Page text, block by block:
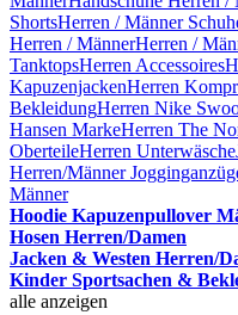
ShortsHerren / Männer
Herren / MännerHerren /
TanktopsHerren Accessoires
KapuzenjackenHerren
BekleidungHerren Nike
Hansen MarkeHerren The
OberteileHerren Unterwäsche
Herren/Männer
Männer
Hoodie Kapuzenpullover
Hosen Herren/Damen
Jacken & Westen Herren/
Kinder Sportsachen &
alle anzeigen